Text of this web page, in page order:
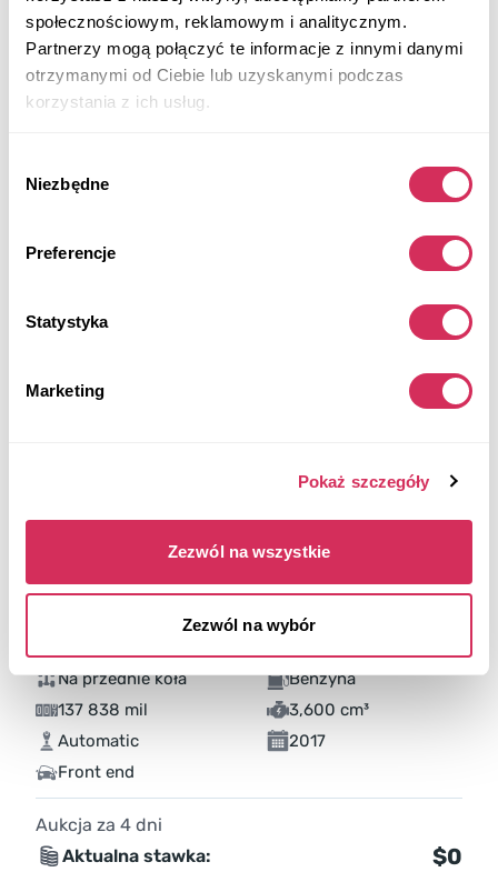
społecznościowym, reklamowym i analitycznym.
Partnerzy mogą połączyć te informacje z innymi danymi
otrzymanymi od Ciebie lub uzyskanymi podczas
korzystania z ich usług.
zgody
Niezbędne
Preferencje
Statystyka
Marketing
Pokaż szczegóły
Zezwól na wszystkie
Zezwól na wybór
Water Flood
Aukcja za3 tygodni
Aktualna stawka:
2017 CHEVROLET IMPALA LT
Na przednie koła
Benzyna
137 838 mil
3,600 cm³
Automatic
2017
Front end
Aukcja za 4 dni
Aktualna stawka:
$0